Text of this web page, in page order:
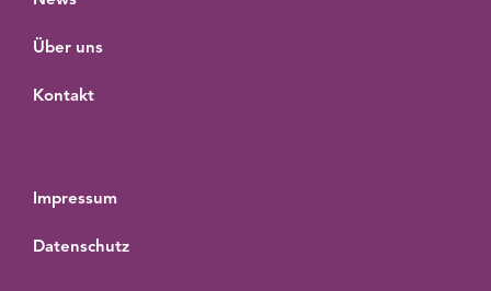
Über uns
Kontakt
Impressum
Datenschutz